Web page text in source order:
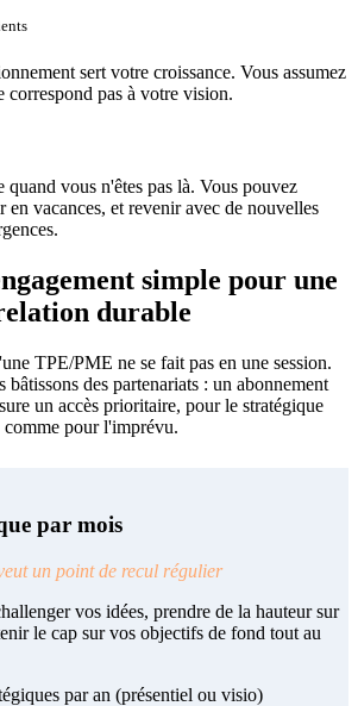
sert votre croissance. Vous assumez
correspond pas à votre vision.
quand vous n'êtes pas là. Vous pouvez
en vacances, et revenir avec de nouvelles
simple pour une
durable
TPE/PME ne se fait pas en une session.
bâtissons des partenariats : un abonnement
un accès prioritaire, pour le stratégique
comme pour l'imprévu.
par mois
un point de recul régulier
vos idées, prendre de la hauteur sur
le cap sur vos objectifs de fond tout au
par an (présentiel ou visio)